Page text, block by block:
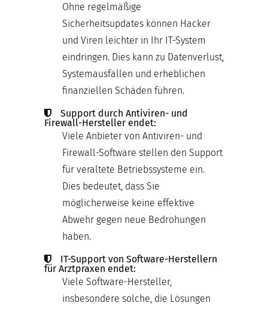
Ohne regelmäßige
Sicherheitsupdates können Hacker
und Viren leichter in Ihr IT-System
eindringen. Dies kann zu Datenverlust,
Systemausfällen und erheblichen
finanziellen Schäden führen.
Support durch Antiviren- und
Firewall-Hersteller endet:
Viele Anbieter von Antiviren- und
Firewall-Software stellen den Support
für veraltete Betriebssysteme ein.
Dies bedeutet, dass Sie
möglicherweise keine effektive
Abwehr gegen neue Bedrohungen
haben.
IT-Support von Software-Herstellern
für Arztpraxen endet:
Viele Software-Hersteller,
insbesondere solche, die Lösungen